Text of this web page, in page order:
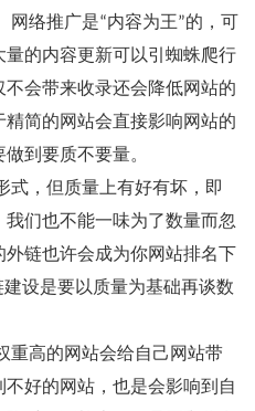
络推广是“内容为王”的，可
量的内容更新可以引蜘蛛爬行
会带来收录还会降低网站的
精简的网站会直接影响网站的
到要质不要量。
式，但质量上有好有坏，即
们也不能一味为了数量而忽
链也许会成为你网站排名下
设是要以质量为基础再谈数
重高的网站会给自己网站带
好的网站，也是会影响到自